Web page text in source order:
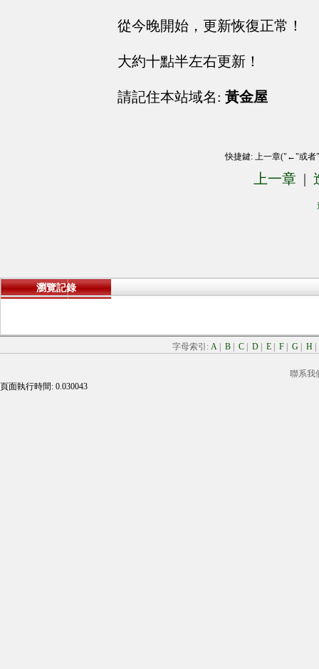
從今晚開始，更新恢復正常！
大約十點半左右更新！
請記住本站域名: 黃金屋
快捷鍵: 上一章("←"或
上一章 |
瀏覽記錄
字母索引: A B C D E F G H
聯系我
頁面執行時間: 0.030043